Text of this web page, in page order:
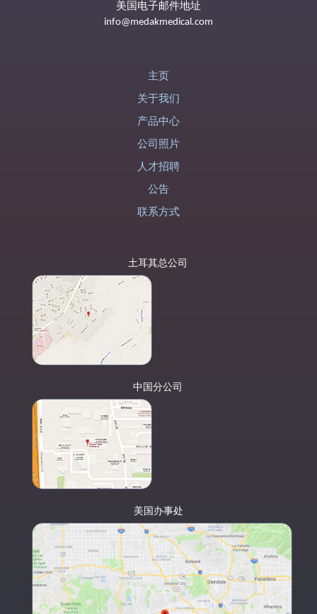
美国电子邮件地址
info@medakmedical.com
主页
关于我们
产品中心
公司照片
人才招聘
公告
联系方式
土耳其总公司
中国分公司
美国办事处